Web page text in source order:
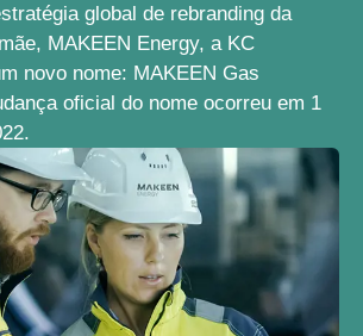
global de rebranding da
MAKEEN Energy, a KC
novo nome: MAKEEN Gas
oficial do nome ocorreu em 1